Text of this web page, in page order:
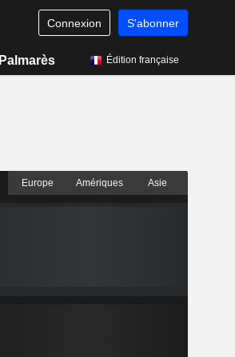
Connexion S'abonner
Palmarès Édition française
Europe Amériques Asie